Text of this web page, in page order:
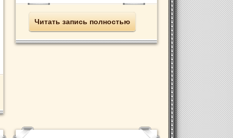
Читать запись полностью